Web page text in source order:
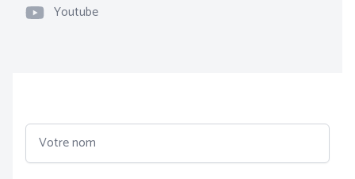
YouTubeYoutube
Votre nom